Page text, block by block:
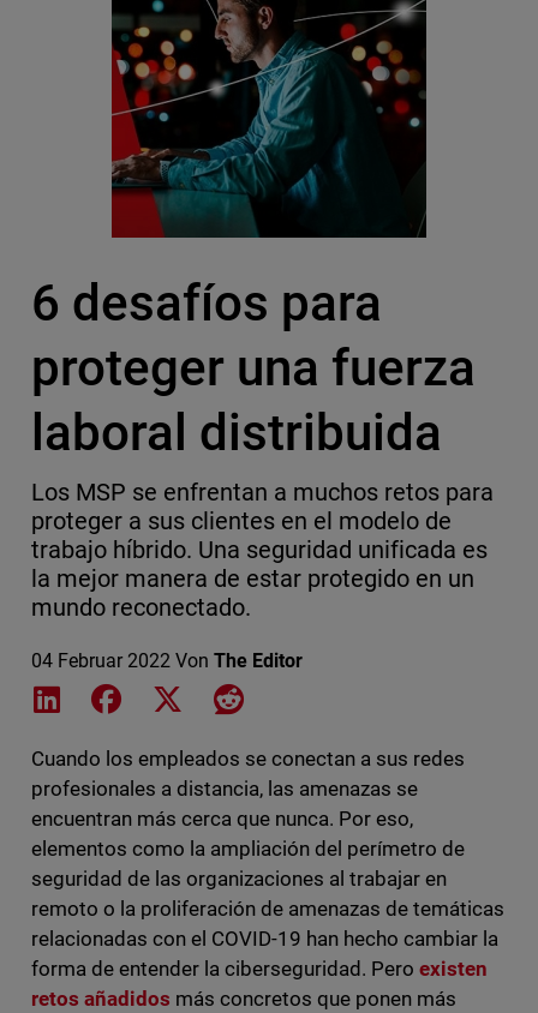
6 desafíos para
proteger una fuerza
laboral distribuida
Los MSP se enfrentan a muchos retos para
proteger a sus clientes en el modelo de
trabajo híbrido. Una seguridad unificada es
la mejor manera de estar protegido en un
mundo reconectado.
04 Februar 2022 Von The Editor
Share on LinkedIn
Share on Facebook
Share on XShare on Reddit
Cuando los empleados se conectan a sus redes
profesionales a distancia, las amenazas se
encuentran más cerca que nunca. Por eso,
elementos como la ampliación del perímetro de
seguridad de las organizaciones al trabajar en
remoto o la proliferación de amenazas de temáticas
relacionadas con el COVID-19 han hecho cambiar la
forma de entender la ciberseguridad. Peroexisten
retos añadidos más concretos que ponen más